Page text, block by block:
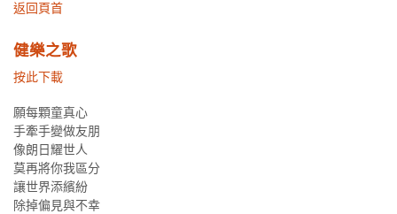
返回頁首
健樂之歌
按此下載
願每顆童真心
手牽手變做友朋
像朗日耀世人
莫再將你我區分
讓世界添繽紛
除掉偏見與不幸